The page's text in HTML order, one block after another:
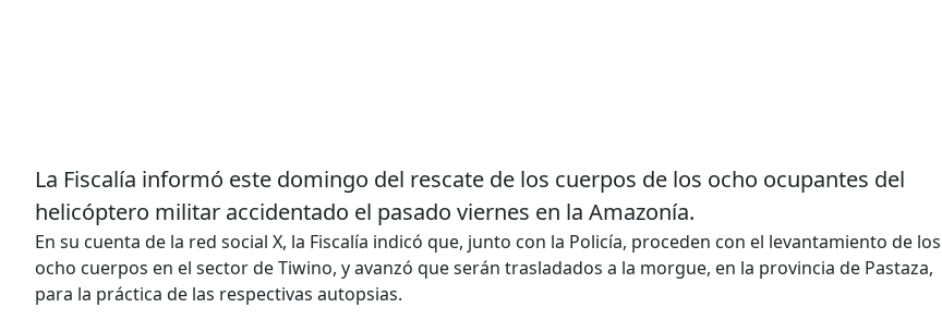
La Fiscalía informó este domingo del rescate de los cuerpos de los ocho ocupantes del
helicóptero militar accidentado el pasado viernes en la Amazonía.
En su cuenta de la red social X, la Fiscalía indicó que, junto con la Policía, proceden con el levantamiento de los
ocho cuerpos en el sector de Tiwino, y avanzó que serán trasladados a la morgue, en la provincia de Pastaza,
para la práctica de las respectivas autopsias.